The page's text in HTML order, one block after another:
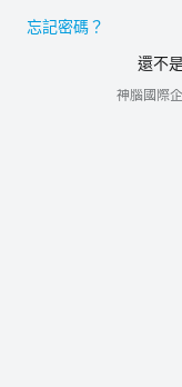
忘記密碼？
還不
神腦國際